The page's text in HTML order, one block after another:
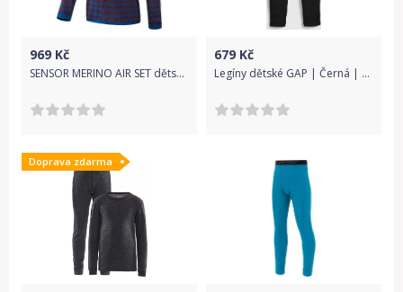
969 Kč
SENSOR MERINO AIR SET dětský triko dl.rukáv + spodky
679 Kč
Legíny dětské GAP | Černá | Dívčí | 2 roky
Doprava zdarma